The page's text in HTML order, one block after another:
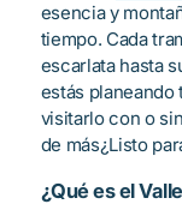
esencia y
tiempo. Cada
escarlata hasta
estás planeando
visitarlo con o
de más¿Listo
¿Qué es el